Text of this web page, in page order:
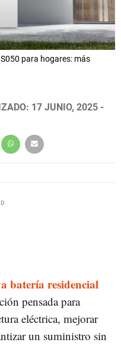
para hogares: más
17 JUNIO, 2025 -
batería residencial
pensada para
eléctrica, mejorar
un suministro sin